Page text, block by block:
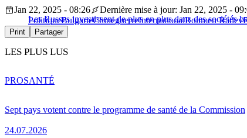
Les Russes investissent de plus en plus dans des sociétés
Jan 22, 2025 - 08:26
Dernière mise à jour: Jan 22, 2025 -
PolitiqueBulgarieChineguerreInternationalRoumen Radev
Print Partager
LES PLUS LUS
Sept pays votent contre le programme de santé de la Commission
24.07.2026
PROSANTÉ